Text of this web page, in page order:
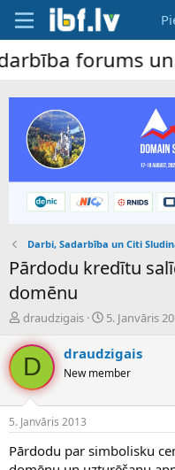
forums un
Darbi, Sadarbība un Citi
Pārdodu kredītu
domēnu
P
v
e
d
i
n
a
u
draudzigais
S
k
m
a
u
5. Janvāris
D draudzigais
New member
5. Janvāris 2013
Pārdodu par simbolisku